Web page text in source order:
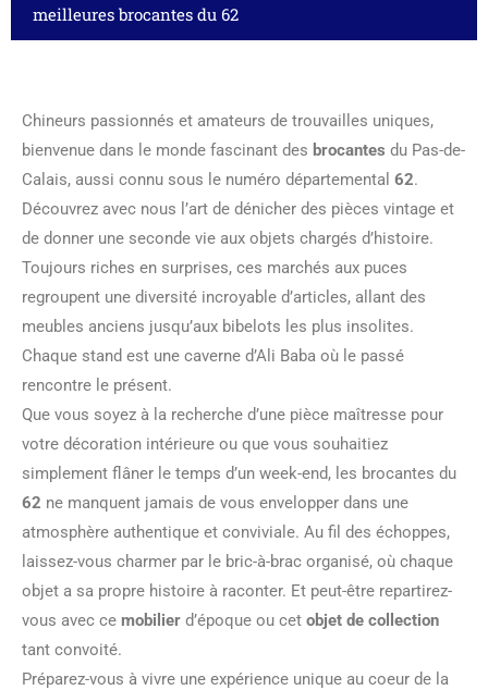
meilleures brocantes du 62
Chineurs passionnés et amateurs de trouvailles uniques,
bienvenue dans le monde fascinant des brocantes du Pas-de-
Calais, aussi connu sous le numéro départemental 62.
Découvrez avec nous l’art de dénicher des pièces vintage et
de donner une seconde vie aux objets chargés d’histoire.
Toujours riches en surprises, ces marchés aux puces
regroupent une diversité incroyable d’articles, allant des
meubles anciens jusqu’aux bibelots les plus insolites.
Chaque stand est une caverne d’Ali Baba où le passé
rencontre le présent.
Que vous soyez à la recherche d’une pièce maîtresse pour
votre décoration intérieure ou que vous souhaitiez
simplement flâner le temps d’un week-end, les brocantes du
62 ne manquent jamais de vous envelopper dans une
atmosphère authentique et conviviale. Au fil des échoppes,
laissez-vous charmer par le bric-à-brac organisé, où chaque
objet a sa propre histoire à raconter. Et peut-être repartirez-
vous avec ce mobilier d’époque ou cet objet de collection
tant convoité.
Préparez-vous à vivre une expérience unique au coeur de la